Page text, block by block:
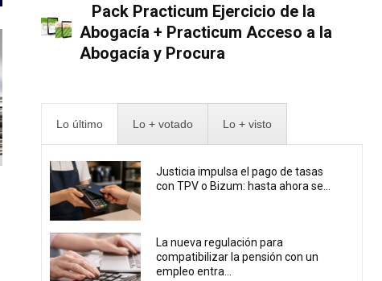
Pack Practicum Ejercicio de la
Abogacía + Practicum Acceso a la
Abogacía y Procura
Lo último Lo + votado Lo + visto
Justicia impulsa el pago de tasas
con TPV o Bizum: hasta ahora se...
La nueva regulación para
compatibilizar la pensión con un
empleo entra...